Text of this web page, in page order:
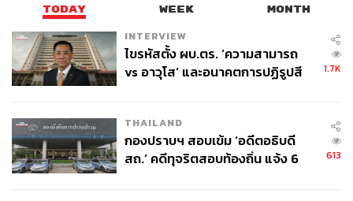
TODAY WEEK MONTH
INTERVIEW
ไขรหัสตั้ง ผบ.ตร. ‘ความสามารถ
vs อาวุโส’ และอนาคตการปฏิรูปสี
1.7K
THAILAND
กองปราบฯ สอบเข้ม ‘อดีตอธิบดี
สถ.’ คดีทุจริตสอบท้องถิ่น แจ้ง 6
613